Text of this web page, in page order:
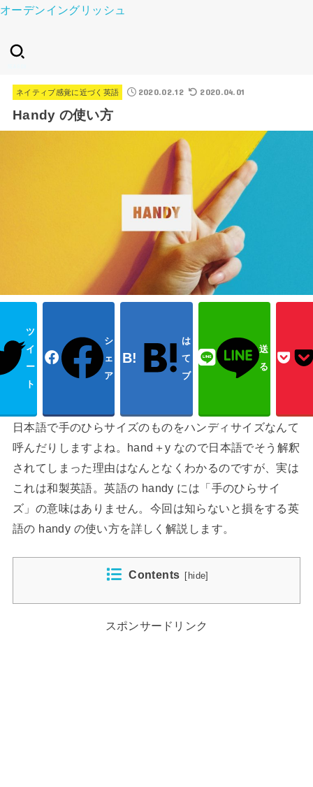
オーデンイングリッシュ
ネイティブ感覚に近づく英語 2020.02.12 2020.04.01
Handy の使い方
ツ
イ
ー
ト
シ
ェ
ア
は
て
ブ
送
る
日本語で手のひらサイズのものをハンディサイズなんて
呼んだりしますよね。hand＋y なので日本語でそう解釈
されてしまった理由はなんとなくわかるのですが、実は
これは和製英語。英語の handy には「手のひらサイ
ズ」の意味はありません。今回は知らないと損をする英
語の handy の使い方を詳しく解説します。
Contents hide
スポンサードリンク